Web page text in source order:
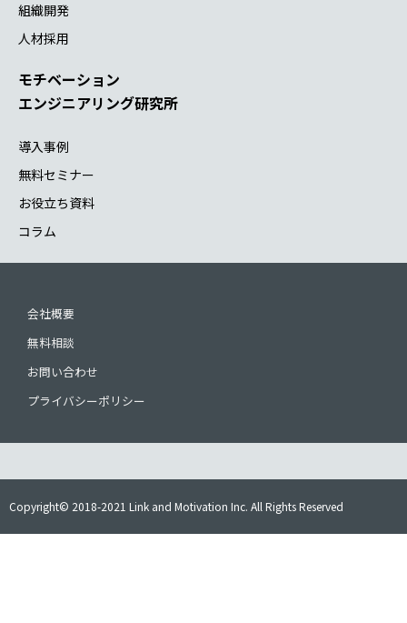
組織開発
人材採用
モチベーション
エンジニアリング研究所
導入事例
無料セミナー
お役立ち資料
コラム
会社概要
無料相談
お問い合わせ
プライバシーポリシー
Copyright© 2018-2021 Link and Motivation Inc. All Rights Reserved